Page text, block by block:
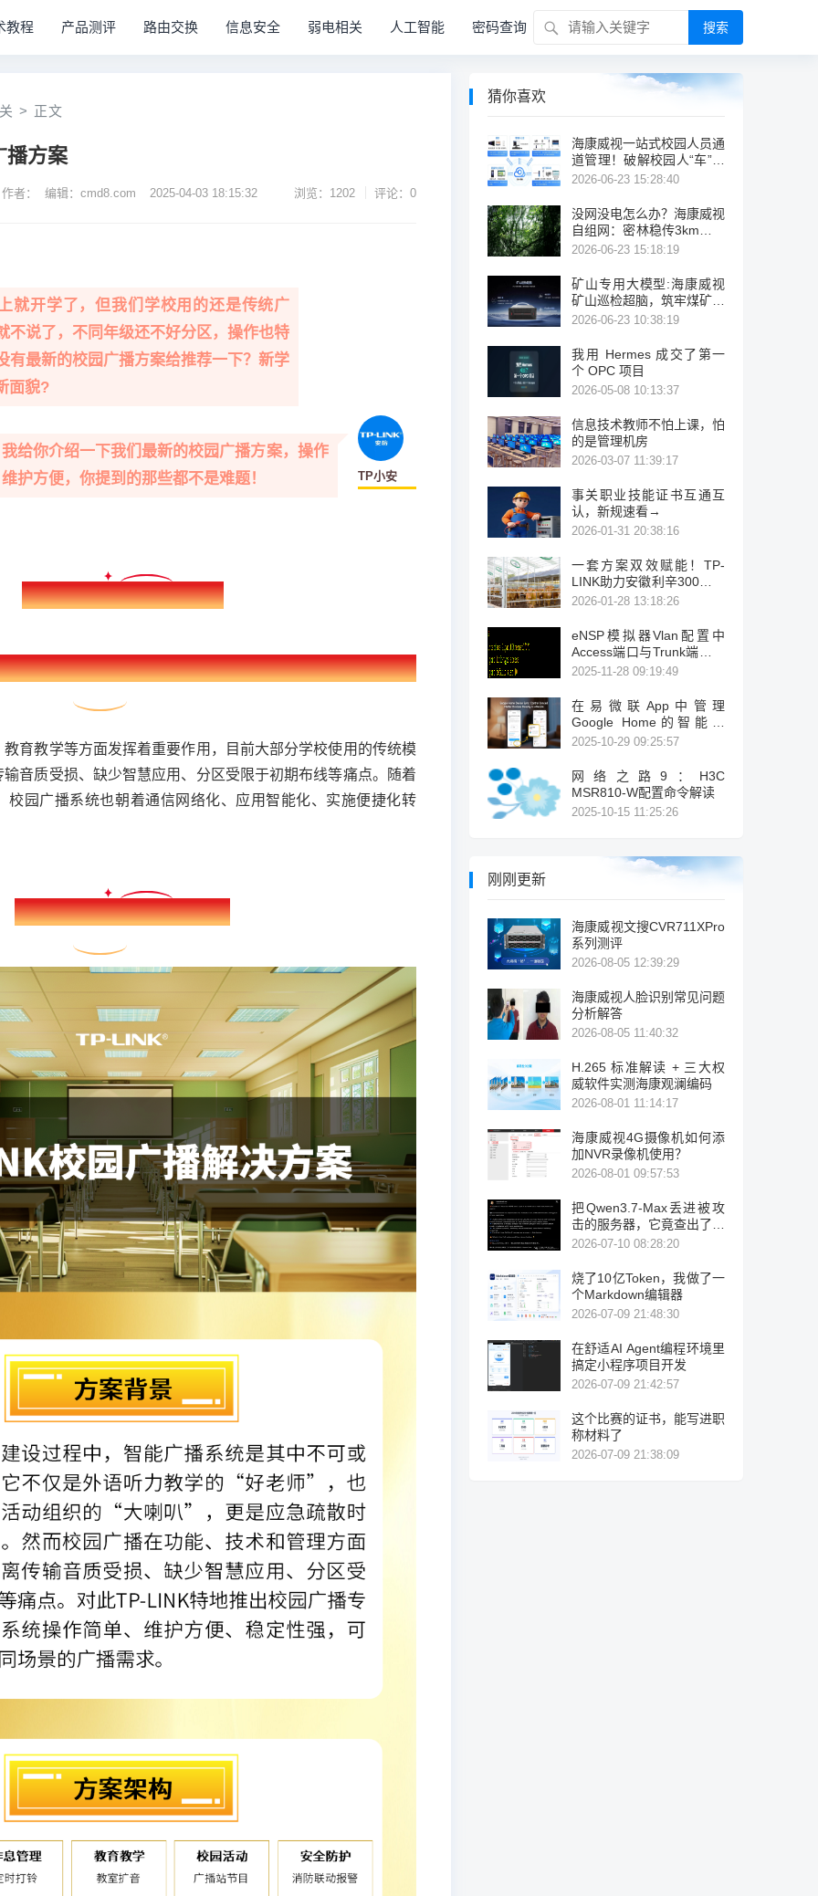
教程 产品测评 路由交换 信息安全 弱电相关 人工智能 密码查询 搜索
> 正文
播方案
者： 编辑：cmd8.com 2025-04-03 18:15:32 浏览：1202 评论：0
就开学了，但我们学校用的还是传统广
不说了，不同年级还不好分区，操作也特
有最新的校园广播方案给推荐一下？新学
面貌?
给你介绍一下我们最新的校园广播方案，操作
护方便，你提到的那些都不是难题！
TP小安
一、校园广播发展现状及趋势
育教学等方面发挥着重要作用，目前大部分学校使用的传统模
音质受损、缺少智慧应用、分区受限于初期布线等痛点。随着
校园广播系统也朝着通信网络化、应用智能化、实施便捷化转
二、TP-LINK校园广播解决方案
猜你喜欢
海康威视一站式校园人员通
道管理！破解校园人“车”通
行管理痛点
2026-06-23 15:28:40
没网没电怎么办？海康威视
自组网：密林稳传3km，整
机功耗仅6W
2026-06-23 15:18:19
矿山专用大模型:海康威视
矿山巡检超脑，筑牢煤矿反
“三违”智能防线
2026-06-23 10:38:19
我用 Hermes 成交了第一
个 OPC 项目
2026-05-08 10:13:37
信息技术教师不怕上课，怕
的是管理机房
2026-03-07 11:39:17
事关职业技能证书互通互
认，新规速看→
2026-01-31 20:38:16
一套方案双效赋能！TP-
LINK助力安徽利辛300亩万
牛养殖场安防、广播智能化
2026-01-28 13:18:26
eNSP模拟器Vlan配置中
Access端口与Trunk端口类
型转换方法
2025-11-28 09:19:49
在易微联App中管理
Google Home的智能设
备，易微联正式集成Home
2025-10-29 09:25:57
网络之路9：H3C
MSR810-W配置命令解读
2025-10-15 11:25:26
刚刚更新
海康威视文搜CVR711XPro
系列测评
2026-08-05 12:39:29
海康威视人脸识别常见问题
分析解答
2026-08-05 11:40:32
H.265 标准解读 + 三大权
威软件实测海康观澜编码
2026-08-01 11:14:17
海康威视4G摄像机如何添
加NVR录像机使用？
2026-08-01 09:57:53
把Qwen3.7-Max丢进被攻
击的服务器，它竟查出了暴
力破解！
2026-07-10 08:28:20
烧了10亿Token，我做了一
个Markdown编辑器
2026-07-09 21:48:30
在舒适AI Agent编程环境里
搞定小程序项目开发
2026-07-09 21:42:57
这个比赛的证书，能写进职
称材料了
2026-07-09 21:38:09